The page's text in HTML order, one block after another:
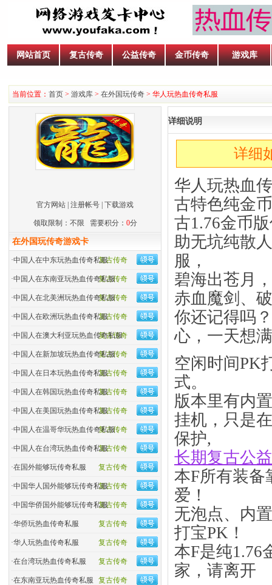
网站首页 复古传奇 公益传奇 金币传奇 游戏库
当前位置： 首页 > 游戏库 > 在外国玩传奇 > 华人玩热血传奇私服
官方网站 注册帐号 下载游戏
领取限制：不限 需要积分： 0分
在外国玩传奇游戏卡
复古传奇
·中国人在中东玩热血传奇私服
复古传奇
·中国人在东南亚玩热血传奇私服
复古传奇
·中国人在北美洲玩热血传奇私服
复古传奇
·中国人在欧洲玩热血传奇私服
复古传奇
·中国人在澳大利亚玩热血传奇私服
复古传奇
·中国人在新加坡玩热血传奇私服
复古传奇
·中国人在日本玩热血传奇私服
复古传奇
·中国人在韩国玩热血传奇私服
复古传奇
·中国人在美国玩热血传奇私服
复古传奇
·中国人在温哥华玩热血传奇私服
复古传奇
·中国人在台湾玩热血传奇私服
复古传奇
·在国外能够玩传奇私服
复古传奇
·中国华人国外能够玩传奇私服
复古传奇
·中国华侨国外能够玩传奇私服
复古传奇
·华侨玩热血传奇私服
复古传奇
·华人玩热血传奇私服
复古传奇
·在台湾玩热血传奇私服
复古传奇
·在东南亚玩热血传奇私服
详细说明
详细
华人玩热血
古特色纯金
古1.76金币
助无坑纯散
服，
碧海出苍月
赤血魔剑、
你还记得吗
心，一天想
空闲时间PK
式。
版本里有内
挂机，只是
保护,
长期复古公
本F所有装备
爱！
无泡点、内
打宝PK！
本F是纯1.76
家，请离开